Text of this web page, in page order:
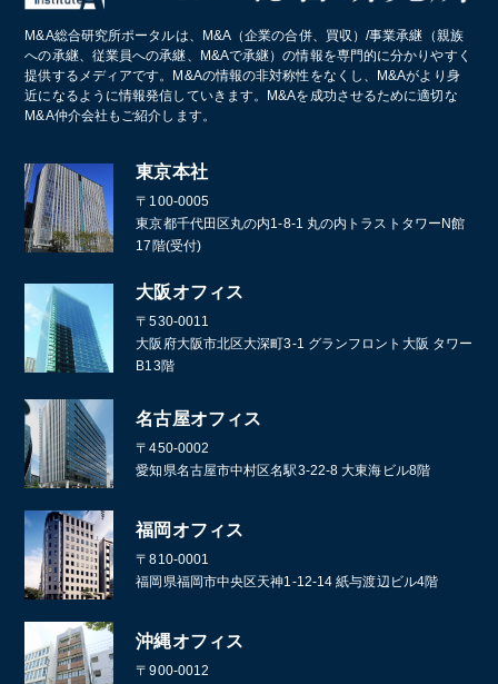
M&A総合研究所ポータルは、M&A（企業の合併、買収）/事業承継（親族
への承継、従業員への承継、M&Aで承継）の情報を専門的に分かりやすく
提供するメディアです。M&Aの情報の非対称性をなくし、M&Aがより身
近になるように情報発信していきます。M&Aを成功させるために適切な
M&A仲介会社もご紹介します。
東京本社
〒100-0005
東京都千代田区丸の内1-8-1 丸の内トラストタワーN館
17階(受付)
大阪オフィス
〒530-0011
大阪府大阪市北区大深町3-1 グランフロント大阪 タワー
B13階
名古屋オフィス
〒450-0002
愛知県名古屋市中村区名駅3-22-8 大東海ビル8階
福岡オフィス
〒810-0001
福岡県福岡市中央区天神1-12-14 紙与渡辺ビル4階
沖縄オフィス
〒900-0012